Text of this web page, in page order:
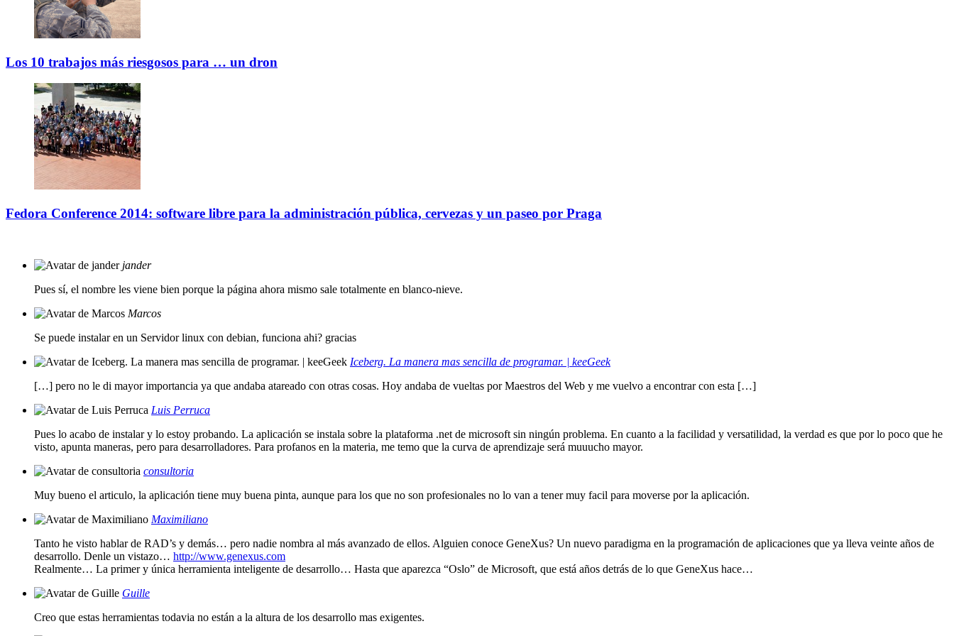
Los 10 trabajos más riesgosos para … un dron
Fedora Conference 2014: software libre para la administración pública, cervezas y un paseo por Praga
jander
Pues sí, el nombre les viene bien porque la página ahora mismo sale totalmente en blanco-nieve.
Marcos
Se puede instalar en un Servidor linux con debian, funciona ahi? gracias
Iceberg. La manera mas sencilla de programar. | keeGeek
[…] pero no le di mayor importancia ya que andaba atareado con otras cosas. Hoy andaba de vueltas por Maestros del Web y me vuelvo a encontrar con esta […]
Luis Perruca
Pues lo acabo de instalar y lo estoy probando. La aplicación se instala sobre la plataforma .net de microsoft sin ningún problema. En cuanto a la facilidad y versatilidad, la verdad es que por lo poco que he
visto, apunta maneras, pero para desarrolladores. Para profanos en la materia, me temo que la curva de aprendizaje será muuucho mayor.
consultoria
Muy bueno el articulo, la aplicación tiene muy buena pinta, aunque para los que no son profesionales no lo van a tener muy facil para moverse por la aplicación.
Maximiliano
Tanto he visto hablar de RAD’s y demás… pero nadie nombra al más avanzado de ellos. Alguien conoce GeneXus? Un nuevo paradigma en la programación de aplicaciones que ya lleva veinte años de
desarrollo. Denle un vistazo… http://www.genexus.com
Realmente… La primer y única herramienta inteligente de desarrollo… Hasta que aparezca “Oslo” de Microsoft, que está años detrás de lo que GeneXus hace…
Guille
Creo que estas herramientas todavia no están a la altura de los desarrollo mas exigentes.